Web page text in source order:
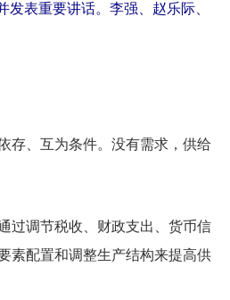
表重要讲话。李强、赵乐际、
、互为条件。没有需求，供给
调节税收、财政支出、货币信
素配置和调整生产结构来提高供